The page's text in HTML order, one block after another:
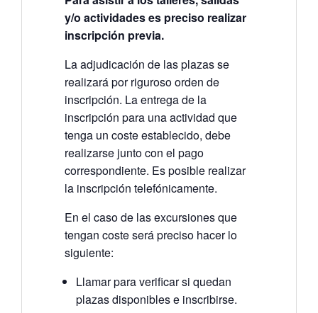
y/o actividades es preciso realizar
inscripción previa.
La adjudicación de las plazas se
realizará por riguroso orden de
inscripción. La entrega de la
inscripción para una actividad que
tenga un coste establecido, debe
realizarse junto con el pago
correspondiente. Es posible realizar
la inscripción telefónicamente.
En el caso de las excursiones que
tengan coste será preciso hacer lo
siguiente:
Llamar para verificar si quedan
plazas disponibles e inscribirse.